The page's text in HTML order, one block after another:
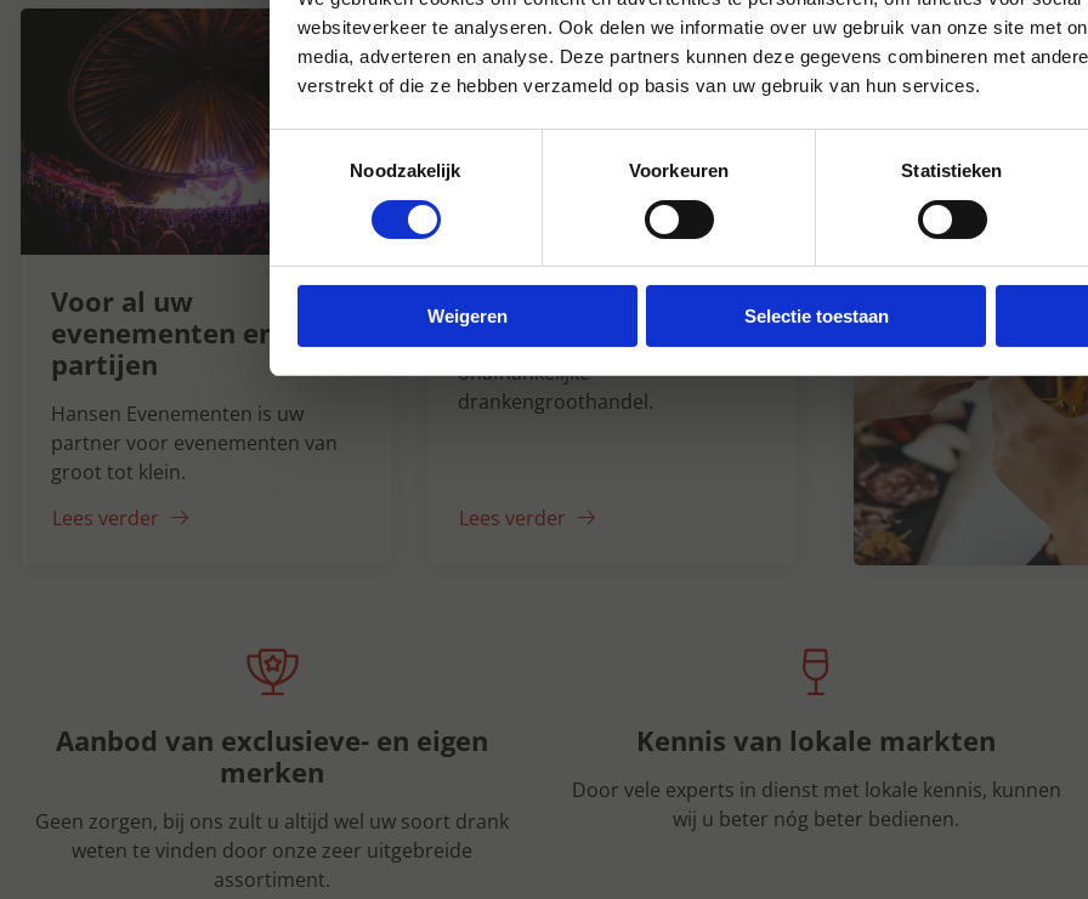
websiteverkeer te analyseren. Ook delen we informatie over uw gebruik van onze site met
media, adverteren en analyse. Deze partners kunnen deze gegevens combineren met
verstrekt of die ze hebben verzameld op basis van uw gebruik van hun services.
Toestemmingsselectie
Noodzakelijk
Voorkeuren Statistieken
Weigeren Selectie toestaan
Voor al uw
evenementen en
partijen
Hansen Evenementen is uw
partner voor evenementen van
groot tot klein.
Lees verder
Hansen Dranken sinds
1947
Al ruim 75 jaar uw grote
onafhankelijke
drankengroothandel.
Lees verder
Aanbod van exclusieve- en eigen
merken
Geen zorgen, bij ons zult u altijd wel uw soort drank
weten te vinden door onze zeer uitgebreide
assortiment.
Kennis van lokale markten
Door vele experts in dienst met lokale kennis, kunnen
wij u beter nóg beter bedienen.